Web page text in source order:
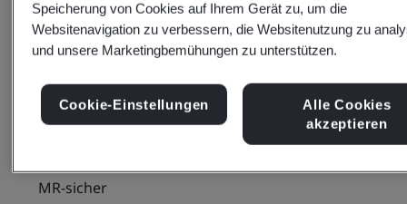
In diesem Dokument:
MDR-Anforderungen
MR-sicher
Speicherung von Cookies auf Ihrem Gerät zu, um die
Websitenavigation zu verbessern, die Websitenutzung zu
und unsere Marketingbemühungen zu unterstützen.
Cookie-Einstellungen
Alle Cookies
akzeptieren